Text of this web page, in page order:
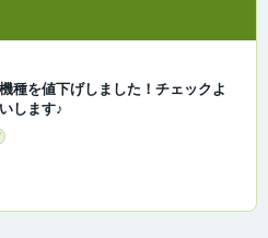
種を値下げしました！チェックよ
します♪